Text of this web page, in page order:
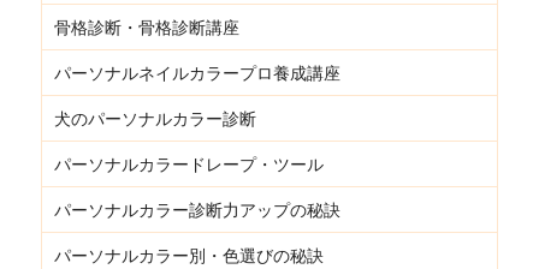
骨格診断・骨格診断講座
パーソナルネイルカラープロ養成講座
犬のパーソナルカラー診断
パーソナルカラードレープ・ツール
パーソナルカラー診断力アップの秘訣
パーソナルカラー別・色選びの秘訣